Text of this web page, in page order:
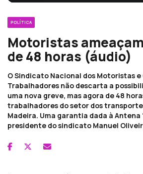
POLÍTICA
Motoristas
de 48 horas (áudio)
O Sindicato Nacional dos Motoristas
Trabalhadores não descarta a
uma nova greve, mas agora de 48
trabalhadores do setor dos
Madeira. Uma garantia dada à Antena
presidente do sindicato Manuel